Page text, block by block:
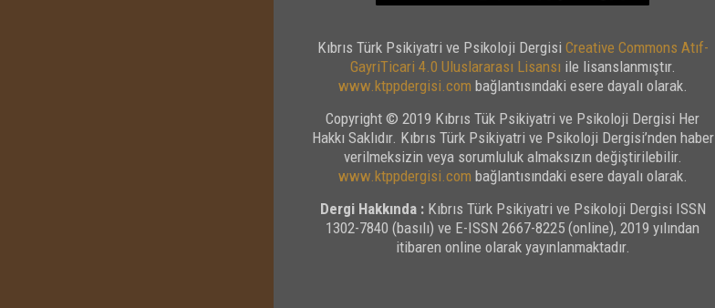
Kıbrıs Türk Psikiyatri ve Psikoloji Dergisi Creative Commons Atıf-
GayriTicari 4.0 Uluslararası Lisansı ile lisanslanmıştır.
www.ktppdergisi.com bağlantısındaki esere dayalı olarak.
Copyright © 2019 Kıbrıs Tük Psikiyatri ve Psikoloji Dergisi Her
Hakkı Saklıdır. Kıbrıs Türk Psikiyatri ve Psikoloji Dergisi’nden haber
verilmeksizin veya sorumluluk almaksızın değiştirilebilir.
www.ktppdergisi.com bağlantısındaki esere dayalı olarak.
Dergi Hakkında : Kıbrıs Türk Psikiyatri ve Psikoloji Dergisi ISSN
1302-7840 (basılı) ve E-ISSN 2667-8225 (online), 2019 yılından
itibaren online olarak yayınlanmaktadır.